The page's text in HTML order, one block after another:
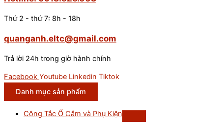
Thứ 2 - thứ 7: 8h - 18h
quanganh.eltc@gmail.com
Trả lời 24h trong giờ hành chính
Facebook Youtube Linkedin Tiktok
Danh mục sản phẩm
Công Tắc Ổ Cắm và Phụ Kiện